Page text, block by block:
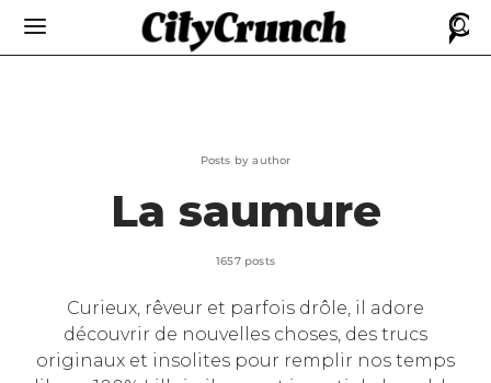
Posts by author
La saumure
1657 posts
Curieux, rêveur et parfois drôle, il adore
découvrir de nouvelles choses, des trucs
originaux et insolites pour remplir nos temps